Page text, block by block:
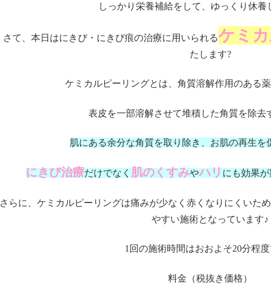
しっかり栄養補給をして、ゆっくり休養
さて、本日はにきび・にきび痕の治療に用いられるケミ
たします?
ケミカルピーリングとは、角質溶解作用のある薬
表皮を一部溶解させて堆積した角質を除去
肌にある余分な角質を取り除き、お肌の再生を
にきび治療だけでなく 肌のくすみやハリにも効果
さらに、ケミカルピーリングは痛みが少なく赤くなりにくいた
やすい施術となっています♪
1回の施術時間はおおよそ20分程度
料金（税抜き価格）